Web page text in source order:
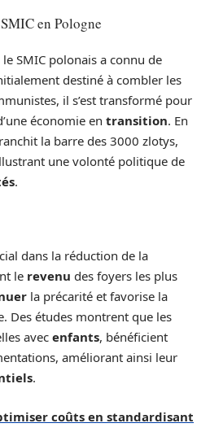
en Pologne
SMIC polonais a connu de
destiné à combler les
il s’est transformé pour
économie en transition. En
la barre des 3000 zlotys,
une volonté politique de
.
dans la réduction de la
le revenu des foyers les plus
la précarité et favorise la
Des études montrent que les
avec enfants, bénéficient
améliorant ainsi leur
.
coûts en standardisant